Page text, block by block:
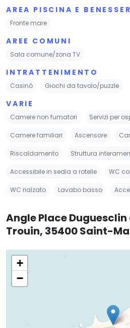
AREA PISCINA E
Fronte mare
AREE COMUNI
Sala comune/zona TV
INTRATTENIMENTO
Casinò Giochi da tavolo/puzzle
VARIE
Camere non fumatori Servizi per
Camere familiari Ascensore
Riscaldamento Struttura
Accessibile in sedia a rotelle WC
WC rialzato Lavabo basso
Angle Place
Trouin, 35400 Saint-
+
−